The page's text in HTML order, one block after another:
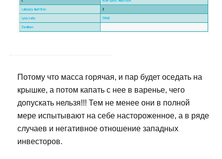
Потому что масса горячая, и пар будет оседать на
крышке, а потом капать с нее в варенье, чего
допускать нельзя!!! Тем не менее они в полной
мере испытывают на себе настороженное, а в ряде
случаев и негативное отношение западных
инвесторов.